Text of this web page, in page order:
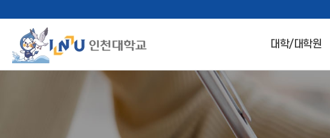
대학/대학원